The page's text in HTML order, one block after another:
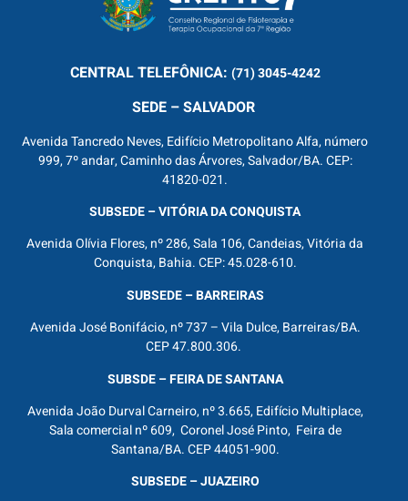
CENTRALTELEFÔNICA: (71) 3045-4242
SEDE – SALVADOR
Avenida Tancredo Neves, Edifício Metropolitano Alfa, número
999, 7º andar, Caminho das Árvores, Salvador/BA. CEP:
41820-021.
SUBSEDE – VITÓRIA DA CONQUISTA
Avenida Olívia Flores, nº 286, Sala 106, Candeias, Vitória da
Conquista, Bahia. CEP: 45.028-610.
SUBSEDE – BARREIRAS
Avenida José Bonifácio, nº 737 – Vila Dulce, Barreiras/BA.
CEP 47.800.306.
SUBSDE – FEIRA DE SANTANA
Avenida João Durval Carneiro, nº 3.665, Edifício Multiplace,
Sala comercial nº 609, Coronel José Pinto, Feira de
Santana/BA. CEP 44051-900.
SUBSEDE – JUAZEIRO